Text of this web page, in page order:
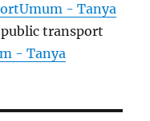
- Tanya
transport
- Tanya